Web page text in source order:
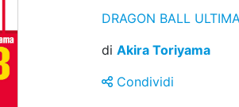
DRAGON BALL
di Akira Toriyama
Condividi